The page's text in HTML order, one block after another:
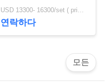
USD 13300- 16300/set ( price just for reference, detailed prices need to be confirmed) MOQ:1 pc
연락하다
모든